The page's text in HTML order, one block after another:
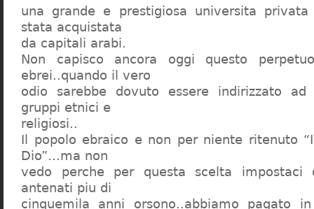
una grande e prestigiosa universita
stata acquistata
da capitali arabi.
Non capisco ancora oggi questo
ebrei..quando il vero
odio sarebbe dovuto essere indirizzato
gruppi etnici e
religiosi..
Il popolo ebraico e non per niente ritenuto
Dio”…ma non
vedo perche per questa scelta
antenati piu di
cinquemila anni orsono..abbiamo pagato